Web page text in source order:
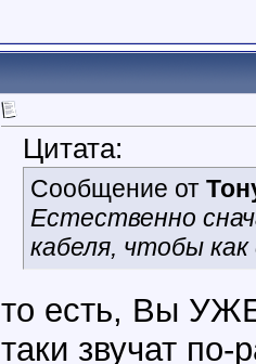
Цитата:
Сообщение от
Естественно
кабеля, чтобы
то есть, Вы
таки звучат по-